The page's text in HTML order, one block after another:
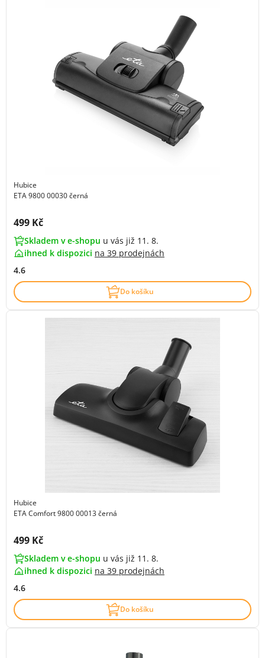
Hubice
ETA 9800 00030 černá
Cena s DPH:
499 Kč
Skladem v e-shopu u vás již 11. 8.
ihned k dispozici na 39 prodejnách
4.6
Do košíku
Hubice
ETA Comfort 9800 00013 černá
Cena s DPH:
499 Kč
Skladem v e-shopu u vás již 11. 8.
ihned k dispozici na 39 prodejnách
4.6
Do košíku